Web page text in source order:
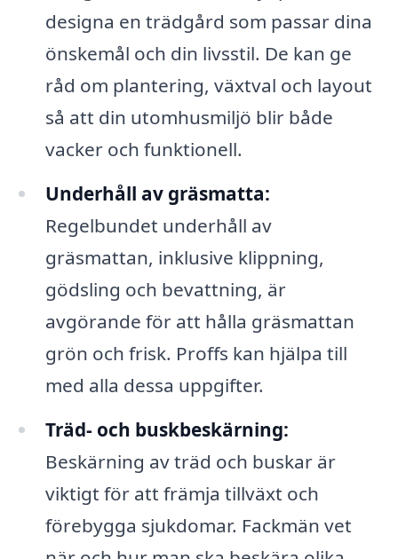
designa en trädgård som passar dina
önskemål och din livsstil. De kan ge
råd om plantering, växtval och layout
så att din utomhusmiljö blir både
vacker och funktionell.
Underhåll av gräsmatta:
Regelbundet underhåll av
gräsmattan, inklusive klippning,
gödsling och bevattning, är
avgörande för att hålla gräsmattan
grön och frisk. Proffs kan hjälpa till
med alla dessa uppgifter.
Träd- och buskbeskärning:
Beskärning av träd och buskar är
viktigt för att främja tillväxt och
förebygga sjukdomar. Fackmän vet